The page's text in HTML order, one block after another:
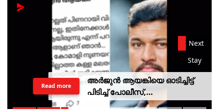
Next
Stay
അർജുൻ ആയങ്കിയെ ഓടിച്ചിട്ട്
പിടിച്ച് പോലീസ്,
സ്റ്റേഷനിലെത്തി പത്രവായന,
Read more